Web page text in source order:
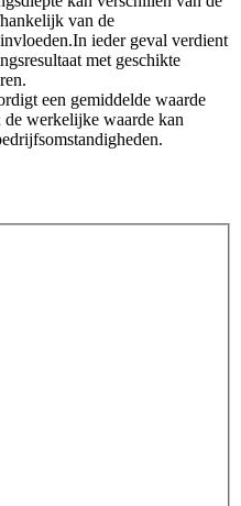
van de
ieder geval verdient
met geschikte
een gemiddelde waarde
​​werkelijke waarde kan